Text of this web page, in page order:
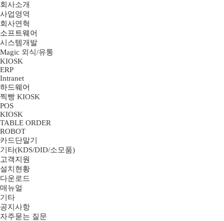
회사소개
사업영역
회사연혁
소프트웨어
시스템개발
Magic 외식/유통
KIOSK
ERP
Intranet
하드웨어
찍빵 KIOSK
POS
KIOSK
TABLE ORDER
ROBOT
카드단말기
기타(KDS/DID/소모품)
고객지원
설치현황
다운로드
매뉴얼
기타
공지사항
자주묻는 질문